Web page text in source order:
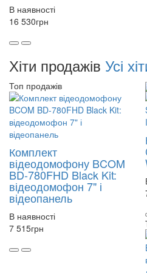
В наявності
16 530грн
Хіти продажів Усі
Топ продажів
Комплект
відеодомофону BCOM
BD-780FHD Black Kit:
відеодомофон 7" і
відеопанель
В наявності
7 515грн